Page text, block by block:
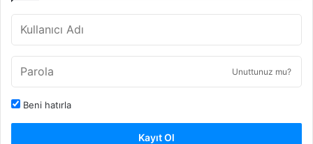
Unuttunuz mu?
Beni hatırla
Kayıt Ol